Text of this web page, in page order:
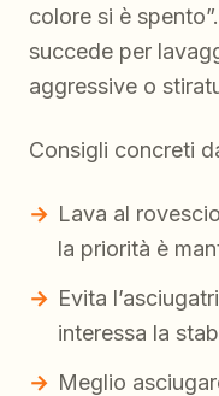
colore si è
succede per
aggressive o
Consigli concreti
Lava al
la priorità è
Evita
interessa la
Meglio